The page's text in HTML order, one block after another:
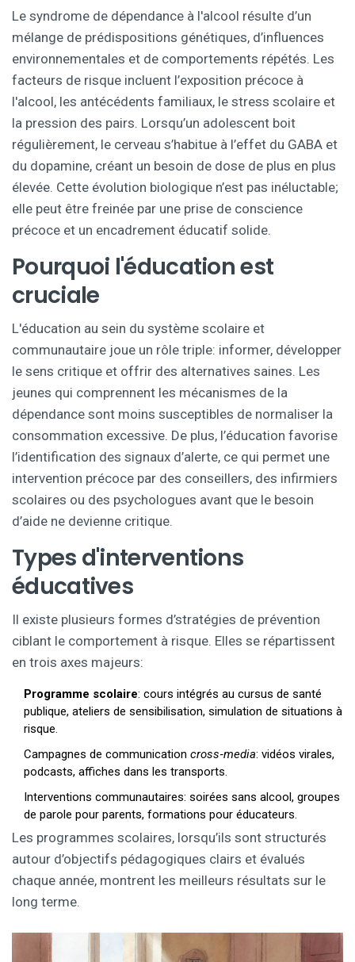
Le syndrome de dépendance à l'alcool résulte d’un
mélange de prédispositions génétiques, d’influences
environnementales et de comportements répétés. Les
facteurs de risque incluent l’exposition précoce à
l'alcool, les antécédents familiaux, le stress scolaire et
la pression des pairs. Lorsqu’un adolescent boit
régulièrement, le cerveau s’habitue à l’effet du GABA et
du dopamine, créant un besoin de dose de plus en plus
élevée. Cette évolution biologique n’est pas inéluctable;
elle peut être freinée par une prise de conscience
précoce et un encadrement éducatif solide.
Pourquoi l'éducation est
cruciale
L'éducation au sein du système scolaire et
communautaire joue un rôle triple: informer, développer
le sens critique et offrir des alternatives saines. Les
jeunes qui comprennent les mécanismes de la
dépendance sont moins susceptibles de normaliser la
consommation excessive. De plus, l’éducation favorise
l’identification des signaux d’alerte, ce qui permet une
intervention précoce par des conseillers, des infirmiers
scolaires ou des psychologues avant que le besoin
d’aide ne devienne critique.
Types d'interventions
éducatives
Il existe plusieurs formes d’stratégies de prévention
ciblant le comportement à risque. Elles se répartissent
en trois axes majeurs:
Programme scolaire: cours intégrés au cursus de santé
publique, ateliers de sensibilisation, simulation de situations à
risque.
Campagnes de communication cross‑media: vidéos virales,
podcasts, affiches dans les transports.
Interventions communautaires: soirées sans alcool, groupes
de parole pour parents, formations pour éducateurs.
Les programmes scolaires, lorsqu’ils sont structurés
autour d’objectifs pédagogiques clairs et évalués
chaque année, montrent les meilleurs résultats sur le
long terme.